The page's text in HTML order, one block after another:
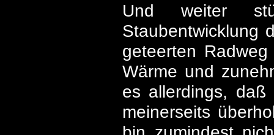
Und weiter
Staubentwicklung
geteerten
Wärme und
es allerdings,
meinerseits